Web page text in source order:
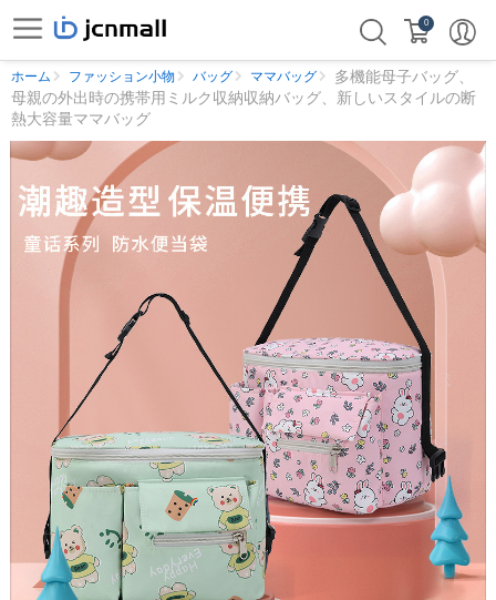
0
ホーム ファッション小物 バッグ ママバッグ
多機能母子バッグ、
母親の外出時の携帯用ミルク収納収納バッグ、新しいスタイルの断
熱大容量ママバッグ